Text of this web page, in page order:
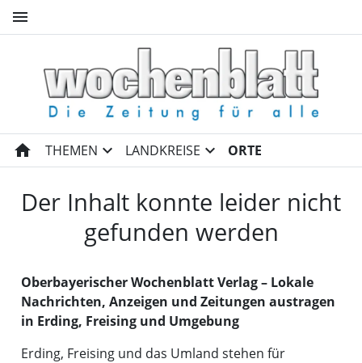
menu
Wochenblatt Freising und
home THEMEN expand_more LANDKREISE expand_more ORTE
Der Inhalt konnte leider nicht
gefunden werden
Oberbayerischer Wochenblatt Verlag – Lokale
Nachrichten, Anzeigen und Zeitungen austragen
in Erding, Freising und Umgebung
Erding, Freising und das Umland stehen für